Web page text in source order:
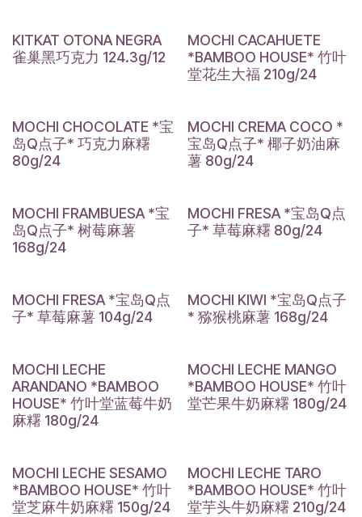
KITKAT OTONA NEGRA
雀巢黑巧克力 124.3g/12
MOCHI CACAHUETE
*BAMBOO HOUSE* 竹叶
堂花生大福 210g/24
MOCHI CHOCOLATE *宝
岛Q点子* 巧克力麻糬
80g/24
MOCHI CREMA COCO *
宝岛Q点子* 椰子奶油麻
薯 80g/24
MOCHI FRAMBUESA *宝
岛Q点子* 树莓麻薯
168g/24
MOCHI FRESA *宝岛Q点
子* 草莓麻糬 80g/24
MOCHI FRESA *宝岛Q点
子* 草莓麻薯 104g/24
MOCHI KIWI *宝岛Q点子
* 猕猴桃麻薯 168g/24
MOCHI LECHE
ARANDANO *BAMBOO
HOUSE* 竹叶堂蓝莓牛奶
麻糬 180g/24
MOCHI LECHE MANGO
*BAMBOO HOUSE* 竹叶
堂芒果牛奶麻糬 180g/24
MOCHI LECHE SESAMO
*BAMBOO HOUSE* 竹叶
堂芝麻牛奶麻糬 150g/24
MOCHI LECHE TARO
*BAMBOO HOUSE* 竹叶
堂芋头牛奶麻糬 210g/24